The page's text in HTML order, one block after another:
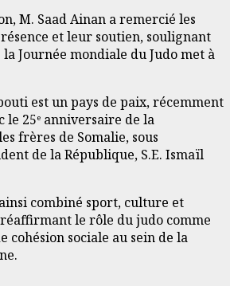
M. Saad Ainan a remercié les
et leur soutien, soulignant
Journée mondiale du Judo met à
est un pays de paix, récemment
le 25ᵉ anniversaire de la
frères de Somalie, sous
de la République, S.E. Ismaïl
combiné sport, culture et
le rôle du judo comme
cohésion sociale au sein de la